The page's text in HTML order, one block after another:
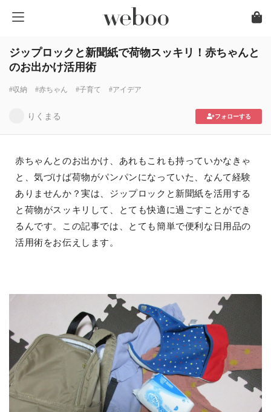
ジップロックと新聞紙で荷物スッキリ！赤ちゃんと
のお出かけ活用術
#収納 #赤ちゃん #子育て #アイデア
りくまる フォローする
赤ちゃんとのお出かけ、あれもこれも持っていかなきゃ
と、気づけば荷物がパンパンになっていた、なんて経験
ありませんか？実は、ジップロックと新聞紙を活用する
と荷物がスッキリして、とても快適に過ごすことができ
るんです。この記事では、とても簡単で便利な日用品の
活用術をお伝えします。